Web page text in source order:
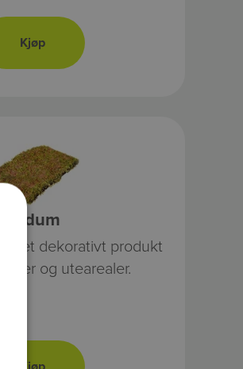
Sedum
er et dekorativt produkt
og utearealer.